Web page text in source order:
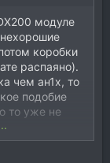
модуле
коробки
распаяно).
чем ан1х, то
подобие
то уже не
дсп (там их